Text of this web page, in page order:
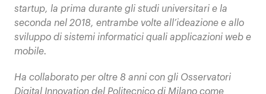
startup, la prima durante gli studi universitari e la
seconda nel 2018, entrambe volte all’ideazione e allo
sviluppo di sistemi informatici quali applicazioni web e
mobile.
Ha collaborato per oltre 8 anni con gli Osservatori
Digital Innovation del Politecnico di Milano come